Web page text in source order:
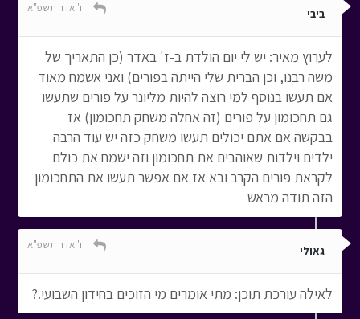
ביבי ו' אדר תשפ"א
לערוץ מאיר: יש לי יום הולדת ב-ז' באדר (כן התאריך של
משה רבנו, וכן הברית שלי הייתה בפורים) ואני אשמח מאוד
אם תעשו בנוסף למי רוצה להיות מליונר על פורים שתעשו
גם תחכומון על פורים (זה אחלה משחק תחכומון) אז
בבקשה אם אתם יכולים תעשו משחק כזה יש עוד הרבה
ילדים וילדות שאוהבים את תחכומון וזה ישמח את כולם
לקראת פורים הקרב ובא אז אם אפשר תעשו את התחכומון
הזה תודה מראש
גאולי ו' אדר תשפ"א
לאילה עורכת תוכן: מתי אומרים מי הזוכים בחידון השבועי.?